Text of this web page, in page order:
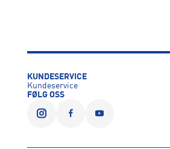
KUNDESERVICE
Kundeservice
FØLG OSS